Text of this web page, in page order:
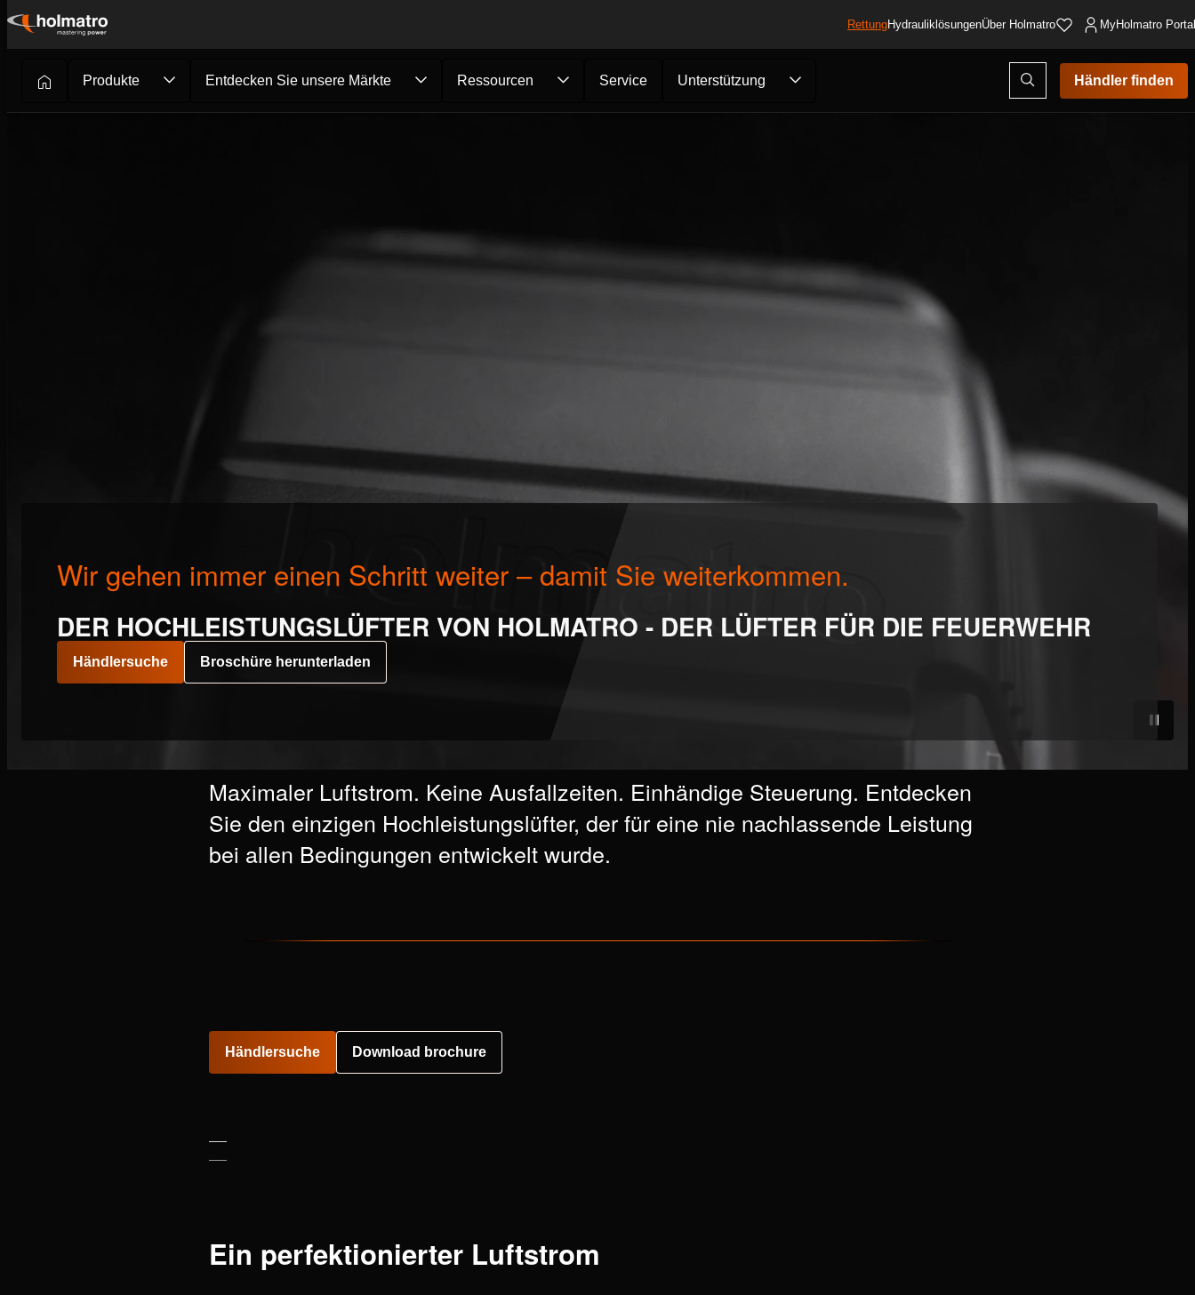
Zum
springen
RettungHydrauliklösungenÜber Holmatro MyHolmatro
Produkte Entdecken Sie unsere Märkte Ressourcen Service Unterstützung
Suchmodus
öffnen
Händler finden
Rettung /Wir gehen immer e...
Wir gehen immer einen Schritt weiter – damit Sie weiterkommen.
DER HOCHLEISTUNGSLÜFTER VON HOLMATRO - DER LÜFTER FÜR DIE FEUERWEHR
Händlersuche Broschüre herunterladen
Maximaler Luftstrom. Keine Ausfallzeiten. Einhändige Steuerung. Entdecken
Sie den einzigen Hochleistungslüfter, der für eine nie nachlassende Leistung
bei allen Bedingungen entwickelt wurde.
Händlersuche Download brochure
Ein perfektionierter Luftstrom